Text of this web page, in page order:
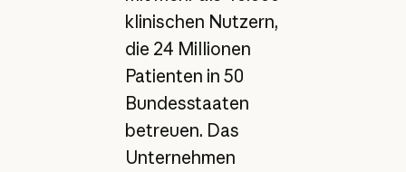
klinischen Nutzern,
die 24 Millionen
Patienten in 50
Bundesstaaten
betreuen. Das
Unternehmen